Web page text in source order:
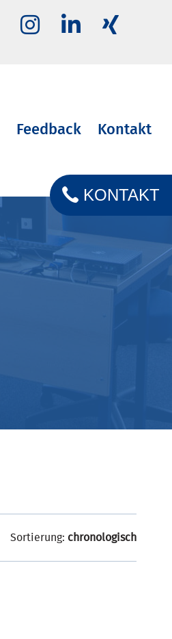
Feedback Kontakt
KONTAKT
Sortierung: chronologisch